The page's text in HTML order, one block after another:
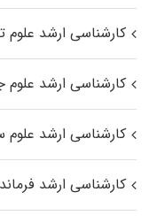
کارشناسی ارشد علوم
کارشناسی ارشد علوم
کارشناسی ارشد علوم
کارشناسی ارشد